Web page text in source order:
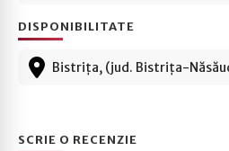
DISPONIBILITATE
Bistrița, (jud. Bistrița-
SCRIE O RECENZIE